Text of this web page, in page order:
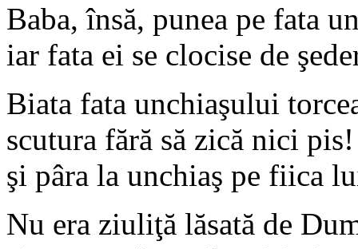
Baba, însă, punea pe fata
iar fata ei se clocise de
Biata fata unchiaşului
scutura fără să zică nici
şi pâra la unchiaş pe fiica
Nu era ziuliţă lăsată de